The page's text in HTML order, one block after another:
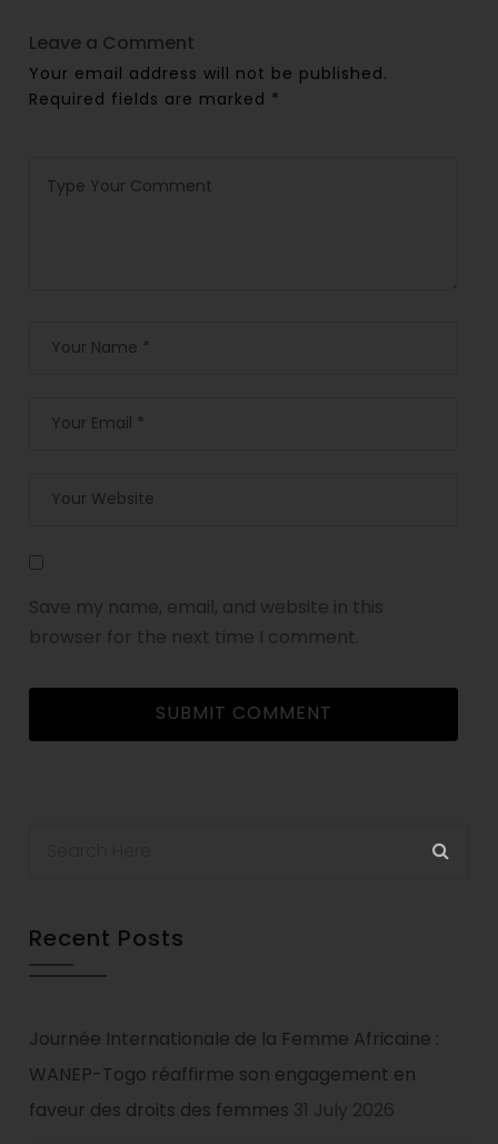
Leave a Comment
Your email address will not be published.
Required fields are marked *
Save my name, email, and website in this
browser for the next time I comment.
Recent Posts
Journée Internationale de la Femme Africaine :
WANEP-Togo réaffirme son engagement en
faveur des droits des femmes 31 July 2026